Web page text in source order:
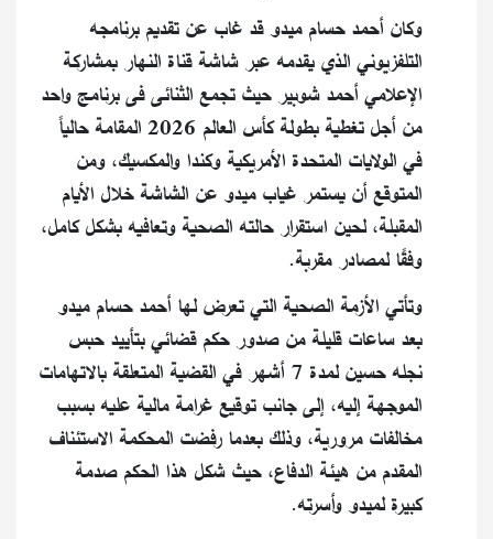
وكان أحمد حسام ميدو قد غاب عن تقديم برنامجه
التلفزيوني الذي يقدمه عبر شاشة قناة النهار بمشاركة
الإعلامي أحمد شوبير حيث تجمع الثنائى فى برنامج واحد
من أجل تغطية بطولة كأس العالم 2026 المقامة حالياً
في الولايات المتحدة الأمريكية وكندا والمكسيك، ومن
المتوقع أن يستمر غياب ميدو عن الشاشة خلال الأيام
المقبلة، لحين استقرار حالته الصحية وتعافيه بشكل كامل،
وفقًا لمصادر مقربة.
وتأتي الأزمة الصحية التي تعرض لها أحمد حسام ميدو
بعد ساعات قليلة من صدور حكم قضائي بتأييد حبس
نجله حسين لمدة 7 أشهر في القضية المتعلقة بالاتهامات
الموجهة إليه، إلى جانب توقيع غرامة مالية عليه بسبب
مخالفات مرورية، وذلك بعدما رفضت المحكمة الاستئناف
المقدم من هيئة الدفاع، حيث شكل هذا الحكم صدمة
كبيرة لميدو وأسرته.